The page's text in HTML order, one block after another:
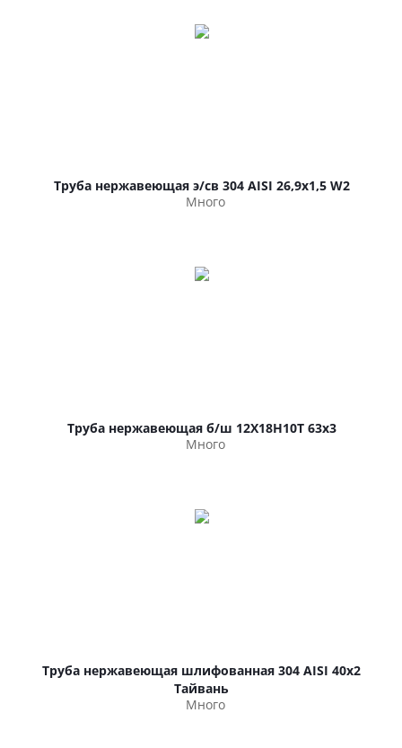
Труба нержавеющая э/св 304 AISI 26,9х1,5 W2
Много
Труба нержавеющая б/ш 12Х18Н10Т 63х3
Много
Труба нержавеющая шлифованная 304 AISI 40х2
Тайвань
Много